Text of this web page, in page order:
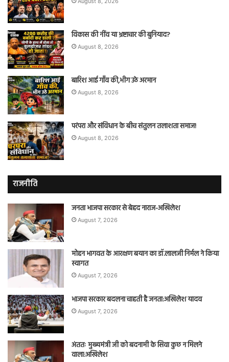
विकास की नींव या भ्रष्टाचार की बुनियाद?
August 8, 2026
बारिश आई गाँव की,भीग उठे अरमान
August 8, 2026
परंपरा और संविधान के बीच संतुलन तलाशता समाज!
August 8, 2026
राजनीति
जनता भाजपा सरकार से बेहद नाराज-अखिलेश
August 7, 2026
मोहन भागवत के आरक्षण बयान का डॉ.लालजी निर्मल ने किया
स्वागत
August 7, 2026
भाजपा सरकार बदलना चाहती है जनता:अखिलेश यादव
August 7, 2026
अंततः मुख्यमंत्री जी को बदनामी के सिवा कुछ न मिलने
वाला:अखिलेश